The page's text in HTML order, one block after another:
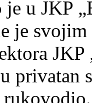
je u JKP
je
privatan